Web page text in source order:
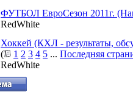
ФУТБОЛ ЕвроСезон 2011г.
RedWhite
Хоккей (КХЛ - результаты,
(
1 2 3 4 5 ... Последняя
RedWhite